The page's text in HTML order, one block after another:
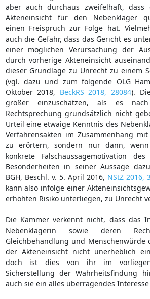
aber auch durchaus zweifelhaft, dass
Akteneinsicht für den Nebenkläger
einen Freispruch zur Folge hat.
auch die Gefahr, dass das Gericht es
einer möglichen Verursachung der
durch vorherige Akteneinsicht
dieser Grundlage zu Unrecht zu einem
(vgl. dazu und zum folgende OLG
Oktober 2018, BeckRS 2018, 28084).
größer einzuschätzen, als es nach
Rechtsprechung grundsätzlich nicht
Urteil eine etwaige Kenntnis des
Verfahrensakten im Zusammenhang
zu erörtern, sondern nur dann,
konkrete Falschaussagemotivation
Besonderheiten in seiner Aussage
BGH, Beschl. v. 5. April 2016, NStZ 2016,
kann also infolge einer
erhöhten Risiko unterliegen, zu Unrecht
Die Kammer verkennt nicht, dass das
Nebenklägerin sowie deren
Gleichbehandlung und Menschenwürde
der Akteneinsicht nicht unerheblich
doch ist dies von ihr im
Sicherstellung der Wahrheitsfindung
auch sie ein alles überragendes